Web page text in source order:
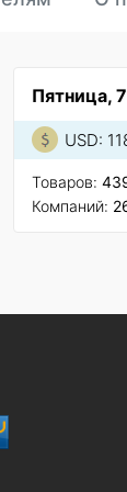
Пятница,
USD:
Товаров:
Компаний: